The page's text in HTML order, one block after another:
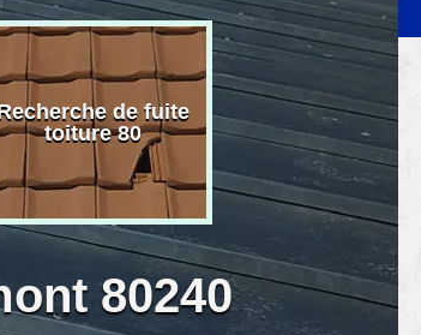
de fuite
toiture 80
Pose de velux 80
80240